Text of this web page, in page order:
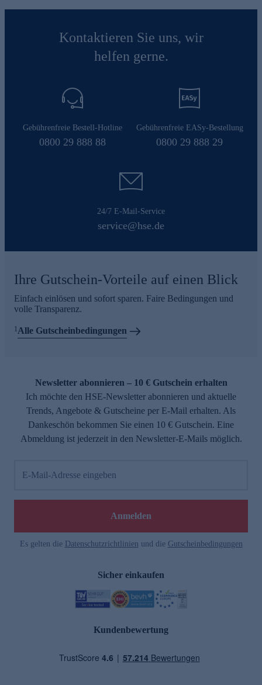
Kontaktieren Sie uns, wir
helfen gerne.
Gebührenfreie Bestell-Hotline
0800 29 888 88
Gebührenfreie EASy-Bestellung
0800 29 888 29
24/7 E-Mail-Service
service@hse.de
Ihre Gutschein-Vorteile auf einen Blick
Einfach einlösen und sofort sparen. Faire Bedingungen und
volle Transparenz.
1 Alle Gutscheinbedingungen
Newsletter abonnieren – 10 € Gutschein erhalten
Ich möchte den HSE-Newsletter abonnieren und aktuelle
Trends, Angebote & Gutscheine per E-Mail erhalten. Als
Dankeschön bekommen Sie einen 10 € Gutschein. Eine
Abmeldung ist jederzeit in den Newsletter-E-Mails möglich.
E-Mail-Adresse eingeben
Anmelden
Es gelten die Datenschutzrichtlinien und die Gutscheinbedingungen
Sicher einkaufen
Kundenbewertung